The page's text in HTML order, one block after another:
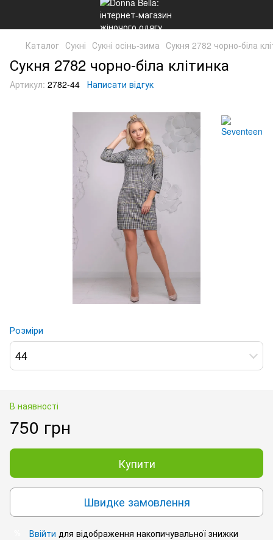
Каталог Сукні Сукні осінь-зима Сукня 2782 чорно-біла
Сукня 2782 чорно-біла клітинка
Артикул: 2782-44 Написати відгук
Розміри
44
В наявності
750 грн
Купити
Швидке замовлення
Ввійти для відображення накопичувальної знижки